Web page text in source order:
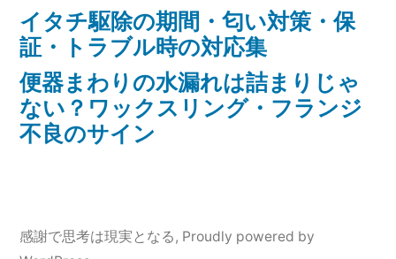
イタチ駆除の期間・匂い対策・保
証・トラブル時の対応集
便器まわりの水漏れは詰まりじゃ
ない？ワックスリング・フランジ
不良のサイン
感謝で思考は現実となる, Proudly powered by